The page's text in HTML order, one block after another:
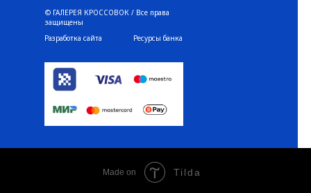
© ГАЛЕРЕЯ КРОССОВОК / Все права
защищены
Разработка сайта
Ресурсы банка
Made on Tilda